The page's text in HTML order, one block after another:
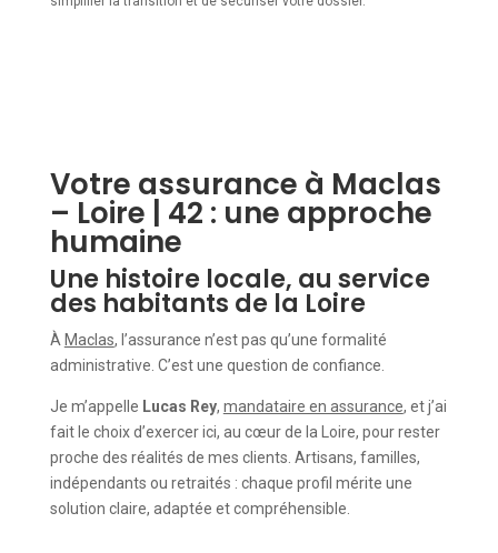
Votre assurance à Maclas
– Loire | 42 : une approche
humaine
Une histoire locale, au service
des habitants de la Loire
À Maclas, l’assurance n’est pas qu’une formalité
administrative. C’est une question de confiance.
Je m’appelle Lucas Rey, mandataire en assurance, et j’ai
fait le choix d’exercer ici, au cœur de la Loire, pour rester
proche des réalités de mes clients. Artisans, familles,
indépendants ou retraités : chaque profil mérite une
solution claire, adaptée et compréhensible.